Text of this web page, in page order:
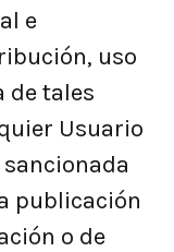
e
uso
de tales
Usuario
publicación
o de